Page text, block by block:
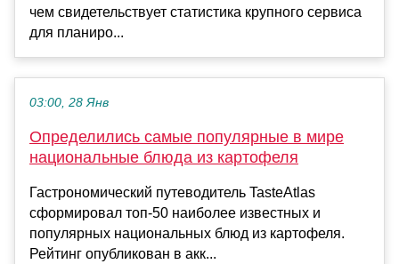
чем свидетельствует статистика крупного сервиса
для планиро...
03:00, 28 Янв
Определились самые популярные в мире
национальные блюда из картофеля
Гастрономический путеводитель TasteAtlas
сформировал топ-50 наиболее известных и
популярных национальных блюд из картофеля.
Рейтинг опубликован в акк...